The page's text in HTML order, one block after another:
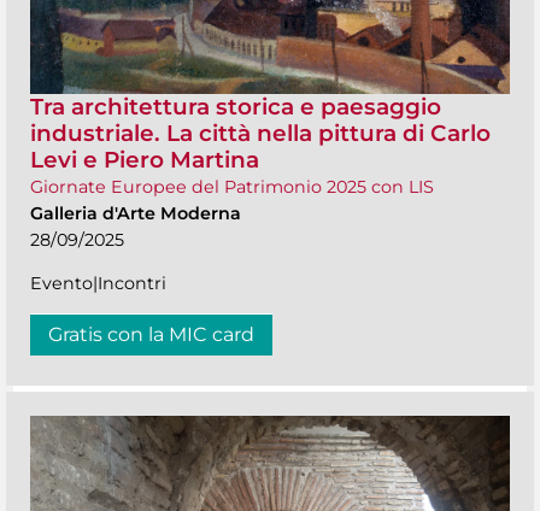
Tra architettura storica e paesaggio
industriale. La città nella pittura di Carlo
Levi e Piero Martina
Giornate Europee del Patrimonio 2025 con LIS
Galleria d'Arte Moderna
28/09/2025
Evento|Incontri
Gratis con la MIC card